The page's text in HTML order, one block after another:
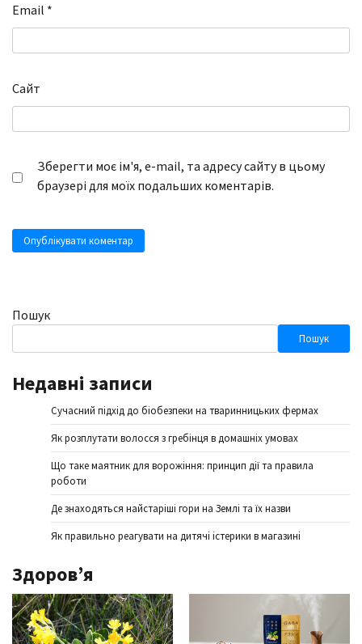
Email *
Сайт
Зберегти моє ім'я, e-mail, та адресу сайту в цьому
браузері для моїх подальших коментарів.
Пошук
Пошук
Недавні записи
Сучасний підхід до біобезпеки на тваринницьких фермах
Як розплутати волосся з гребінця в домашніх умовах
Що таке маятник для ворожіння: принцип дії та правила
роботи
Де знаходяться найстаріші гори на Землі та їх назви
Як правильно реагувати на дитячі істерики в магазині
Здоров’я